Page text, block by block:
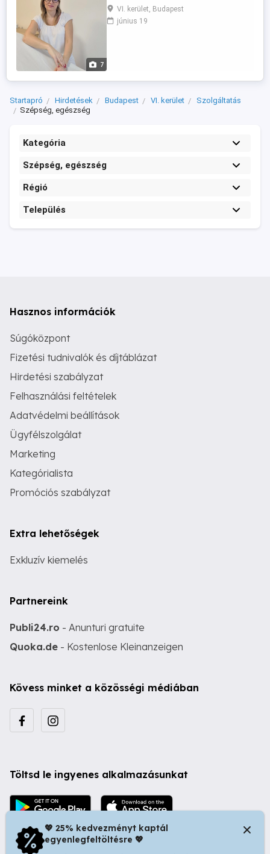
7
nőknek, férfiaknak, tiniknek. Szeretnél
végre egy kis időt magadra, miközben a
bőröd is megújul? Várlak szeretettel
VI. kerület, Budapest
június 19
Startapró Hirdetések Budapest VI. kerület
Szolgáltatás
Szépség, egészség
Kategória
Szépség, egészség
Régió
Település
Hasznos információk
Súgóközpont
Fizetési tudnivalók és díjtáblázat
Hirdetési szabályzat
Felhasználási feltételek
Adatvédelmi beállítások
Ügyfélszolgálat
Marketing
Kategórialista
Promóciós szabályzat
Extra lehetőségek
Exkluzív kiemelés
Partnereink
Publi24.ro - Anunturi gratuite
Quoka.de - Kostenlose Kleinanzeigen
Kövess minket a közösségi médiában
Töltsd le ingyenes alkalmazásunkat
💖 25% kedvezményt kaptál
egyenlegfeltöltésre 💖